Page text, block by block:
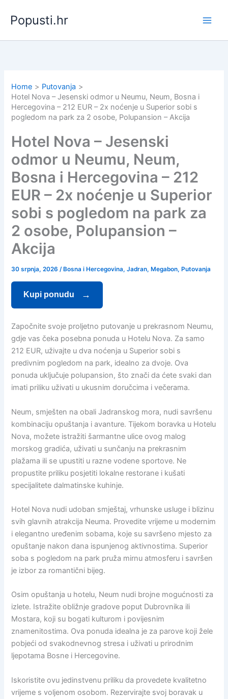
content
Popusti.hr
Home
Putovanja
Hotel Nova – Jesenski odmor u Neumu, Neum, Bosna i
Hercegovina – 212 EUR – 2x noćenje u Superior sobi s
pogledom na park za 2 osobe, Polupansion – Akcija
Hotel Nova – Jesenski
odmor u Neumu, Neum,
Bosna i Hercegovina – 212
EUR – 2x noćenje u Superior
sobi s pogledom na park za
2 osobe, Polupansion –
Akcija
30 srpnja, 2026/ Bosna i Hercegovina,Jadran, Megabon, Putovanja
Kupi ponudu
Započnite svoje proljetno putovanje u prekrasnom Neumu,
gdje vas čeka posebna ponuda u Hotelu Nova. Za samo
212 EUR, uživajte u dva noćenja u Superior sobi s
predivnim pogledom na park, idealno za dvoje. Ova
ponuda uključuje polupansion, što znači da ćete svaki dan
imati priliku uživati u ukusnim doručcima i večerama.
Neum, smješten na obali Jadranskog mora, nudi savršenu
kombinaciju opuštanja i avanture. Tijekom boravka u Hotelu
Nova, možete istražiti šarmantne ulice ovog malog
morskog gradića, uživati u sunčanju na prekrasnim
plažama ili se upustiti u razne vodene sportove. Ne
propustite priliku posjetiti lokalne restorane i kušati
specijalitete dalmatinske kuhinje.
Hotel Nova nudi udoban smještaj, vrhunske usluge i blizinu
svih glavnih atrakcija Neuma. Provedite vrijeme u modernim
i elegantno uređenim sobama, koje su savršeno mjesto za
opuštanje nakon dana ispunjenog aktivnostima. Superior
soba s pogledom na park pruža mirnu atmosferu i savršen
je izbor za romantični bijeg.
Osim opuštanja u hotelu, Neum nudi brojne mogućnosti za
izlete. Istražite obližnje gradove poput Dubrovnika ili
Mostara, koji su bogati kulturom i povijesnim
znamenitostima. Ova ponuda idealna je za parove koji žele
pobjeći od svakodnevnog stresa i uživati u prirodnim
ljepotama Bosne i Hercegovine.
Iskoristite ovu jedinstvenu priliku da provedete kvalitetno
vrijeme s voljenom osobom. Rezervirajte svoj boravak u